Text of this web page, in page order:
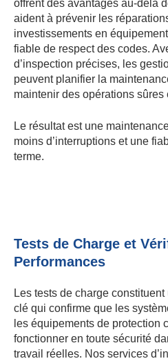
offrent des avantages au-delà
aident à prévenir les
investissements en
fiable de respect des codes.
d’inspection précises, les
peuvent planifier la
maintenir des opérations sûres
Le résultat est une
moins d’interruptions et une
terme.
Tests de Charge et
Performances
Les tests de charge
clé qui confirme que les
les équipements de protection
fonctionner en toute sécurité
travail réelles. Nos services